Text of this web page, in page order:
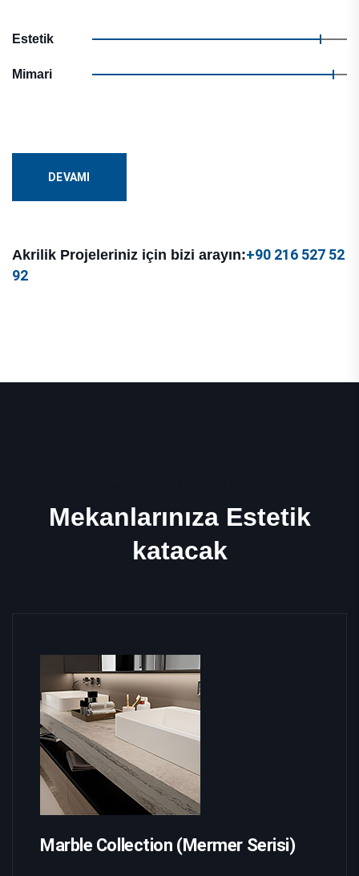
Estetik
Mimari
DEVAMI
Akrilik Projeleriniz için bizi arayın:+90 216 527 52
92
Mekanlarınıza Estetik
katacak
Marble Collection (Mermer Serisi)